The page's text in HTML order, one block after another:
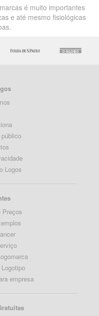
é muito importantes
e até mesmo fisiológicas
Logos
Preços
empresa